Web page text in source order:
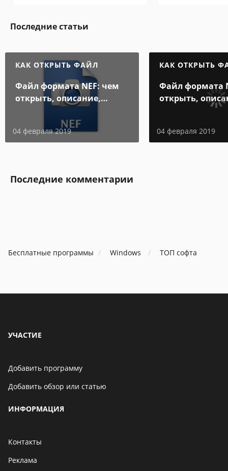
Последние статьи
КАК ОТКРЫТЬ ФАЙЛ
Файл формата NEF: чем
открыть, описание,
04 февраля 2019
КАК ОТКРЫТЬ
Файл формата
открыть,
особенности
04 февраля 2019
Последние комментарии
Бесплатные программы Windows ТОП софта
УЧАСТИЕ
Добавить программу
Добавить обзор или статью
ИНФОРМАЦИЯ
Контакты
Реклама